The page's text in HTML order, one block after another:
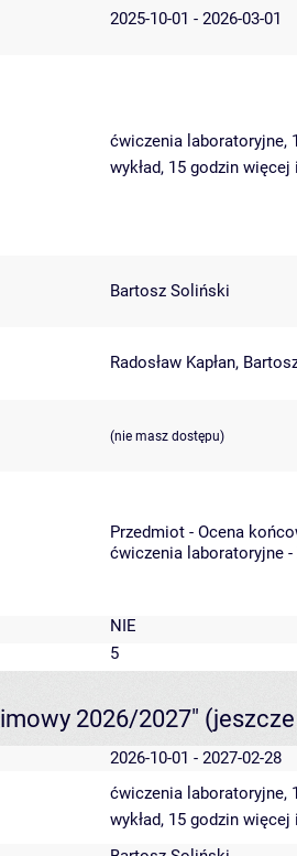
2025-10-01 - 2026-03-01
ćwiczenia laboratoryjne,
wykład, 15 godzin więcej
Bartosz Soliński
Radosław Kapłan,
(nie masz dostępu)
Przedmiot - Ocena
ćwiczenia laboratoryjne
NIE
5
2026/2027"
2026-10-01 - 2027-02-28
ćwiczenia laboratoryjne,
wykład, 15 godzin więcej